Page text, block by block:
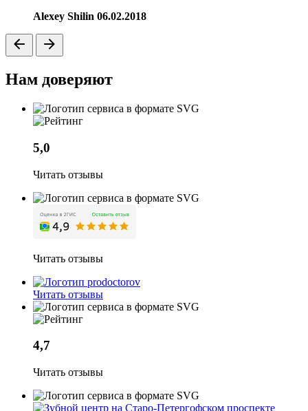
Alexey Shilin 06.02.2018
Нам доверяют
5,0
Читать отзывы
Читать отзывы
Читать отзывы
4,7
Читать отзывы